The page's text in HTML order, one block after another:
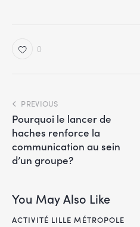
0
PREVIOUS
Pourquoi le lancer de
haches renforce la
communication au sein
d’un groupe?
You May Also Like
ACTIVITÉ LILLE MÉTROPOLE